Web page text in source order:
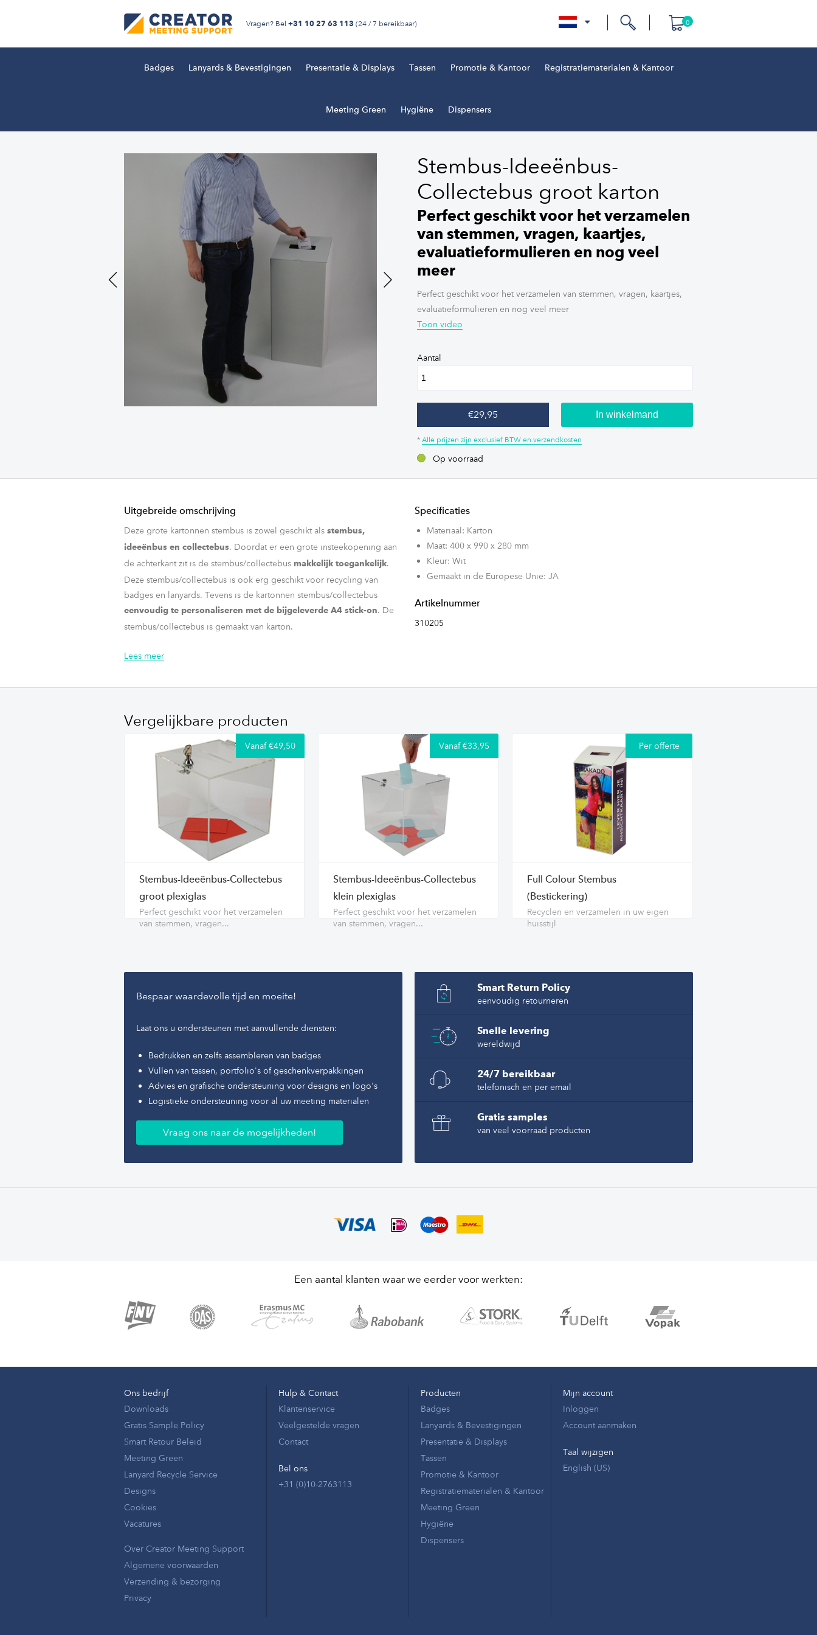
Vragen? Bel +31 10 27 63 113 (24 / 7 bereikbaar) 0
Badges Lanyards & Bevestigingen Presentatie & Displays Tassen Promotie & Kantoor Registratiematerialen & Kantoor
Meeting Green Hygiëne Dispensers
Stembus-Ideeënbus-
Collectebus groot karton
Perfect geschikt voor het verzamelen
van stemmen, vragen, kaartjes,
evaluatieformulieren en nog veel
meer
Perfect geschikt voor het verzamelen van stemmen, vragen, kaartjes,
evaluatieformulieren en nog veel meer
Toon video
Aantal
€29,95 In winkelmand
*Alle prijzen zijn exclusief BTW en verzendkosten
Op voorraad
Uitgebreide omschrijving
Deze grote kartonnen stembus is zowel geschikt als stembus,
ideeënbus en collectebus. Doordat er een grote insteekopening aan
de achterkant zit is de stembus/collectebus makkelijk toegankelijk.
Deze stembus/collectebus is ook erg geschikt voor recycling van
badges en lanyards. Tevens is de kartonnen stembus/collectebus
eenvoudig te personaliseren met de bijgeleverde A4 stick-on. De
stembus/collectebus is gemaakt van karton.
grote formaat kan deze box goed op zich zelf staan en valt hij goed
Lees meer
Specificaties
Materiaal: Karton
Maat: 400 x 990 x 280 mm
Kleur: Wit
Gemaakt in de Europese Unie: JA
Artikelnummer
310205
Vergelijkbare producten
Vanaf €49,50
Stembus-Ideeënbus-Collectebus
groot plexiglas
Perfect geschikt voor het verzamelen
van stemmen, vragen...
Vanaf €33,95
Stembus-Ideeënbus-Collectebus
klein plexiglas
Perfect geschikt voor het verzamelen
van stemmen, vragen...
Per offerte
Full Colour Stembus
(Bestickering)
Recyclen en verzamelen in uw eigen
huisstijl
Bespaar waardevolle tijd en moeite!
Laat ons u ondersteunen met aanvullende diensten:
Bedrukken en zelfs assembleren van badges
Vullen van tassen, portfolio's of geschenkverpakkingen
Advies en grafische ondersteuning voor designs en logo's
Logistieke ondersteuning voor al uw meeting materialen
Vraag ons naar de mogelijkheden!
Smart Return Policy
eenvoudig retourneren
Snelle levering
wereldwijd
24/7 bereikbaar
telefonisch en per email
Gratis samples
van veel voorraad producten
Een aantal klanten waar we eerder voor werkten:
Ons bedrijf
Downloads
Gratis Sample Policy
Smart Retour Beleid
Meeting Green
Lanyard Recycle Service
Designs
Cookies
Vacatures
Over Creator Meeting Support
Algemene voorwaarden
Verzending & bezorging
Privacy
Hulp & Contact
Klantenservice
Veelgestelde vragen
Contact
Bel ons
+31 (0)10-2763113
Producten
Badges
Lanyards & Bevestigingen
Presentatie & Displays
Tassen
Promotie & Kantoor
Registratiematerialen & Kantoor
Meeting Green
Hygiëne
Dispensers
Mijn account
Inloggen
Account aanmaken
Taal wijzigen
English (US)